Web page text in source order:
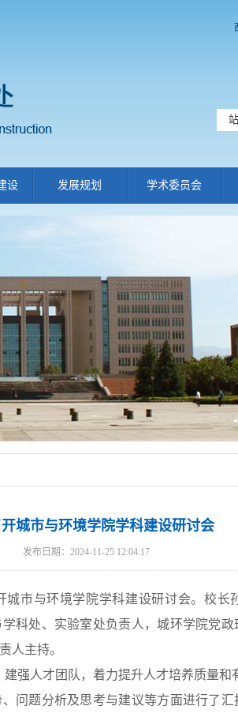
设 发展规划 学术委员会
城市与环境学院学科建设研讨会
发布日期：2024-11-25 12:04:17
城市与环境学院学科建设研讨会。校长
科处、实验室处负责人，城环学院党
人主持。
强人才团队，着力提升人才培养质量和
问题分析及思考与建议等方面进行了